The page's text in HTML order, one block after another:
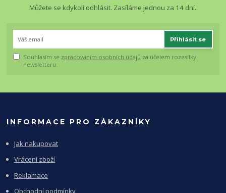
Můžete se kdykoli odhlásit. Zasíláme jednou za 14 dní.
Přihlásit se
Souhlasím se zpracováním osobních údajů za účelem rozesílky
newsletteru.
INFORMACE PRO ZÁKAZNÍKY
Jak nakupovat
Vrácení zboží
Reklamace
Obchodní podmínky